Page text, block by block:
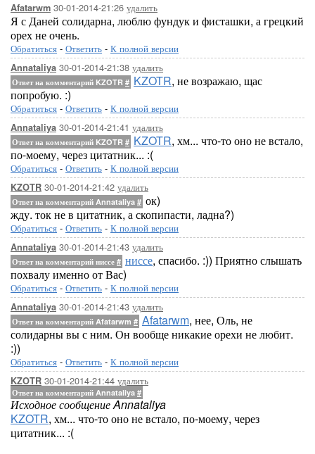
Afatarwm 30-01-2014-21:26 удалить
Я с Даней солидарна, люблю фундук и фисташки, а грецкий
орех не очень.
Обратиться - Ответить - К полной версии
Annataliya 30-01-2014-21:38 удалить
Ответ на комментарий KZOTR # KZOTR, не возражаю, щас
попробую. :)
Обратиться - Ответить - К полной версии
Annataliya 30-01-2014-21:41 удалить
Ответ на комментарий KZOTR # KZOTR, хм... что-то оно не встало,
по-моему, через цитатник... :(
Обратиться - Ответить - К полной версии
KZOTR 30-01-2014-21:42 удалить
Ответ на комментарий Annataliya # ок)
жду. ток не в цитатник, а скопипасти, ладна?)
Обратиться - Ответить - К полной версии
Annataliya 30-01-2014-21:43 удалить
Ответ на комментарий ниссе # ниссе, спасибо. :)) Приятно слышать
похвалу именно от Вас)
Обратиться - Ответить - К полной версии
Annataliya 30-01-2014-21:43 удалить
Ответ на комментарий Afatarwm # Afatarwm, нее, Оль, не
солидарны вы с ним. Он вообще никакие орехи не любит.
:))
Обратиться - Ответить - К полной версии
KZOTR 30-01-2014-21:44 удалить
Ответ на комментарий Annataliya #
Исходное сообщение Annataliya
KZOTR, хм... что-то оно не встало, по-моему, через
цитатник... :(